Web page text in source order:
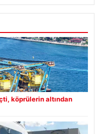
köprülerin altından